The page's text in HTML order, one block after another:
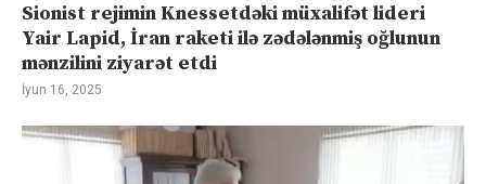
Sionist rejimin Knessetdəki müxalifət lideri
Yair Lapid, İran raketi ilə zədələnmiş oğlunun
mənzilini ziyarət etdi
İyun 16, 2025